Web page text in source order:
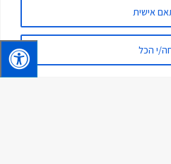
אישית
י הכל